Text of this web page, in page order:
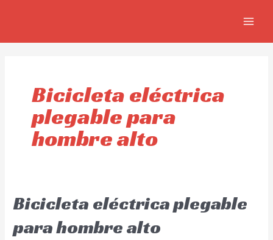
Bicicleta eléctrica
plegable para
hombre alto
Bicicleta eléctrica plegable
para hombre alto